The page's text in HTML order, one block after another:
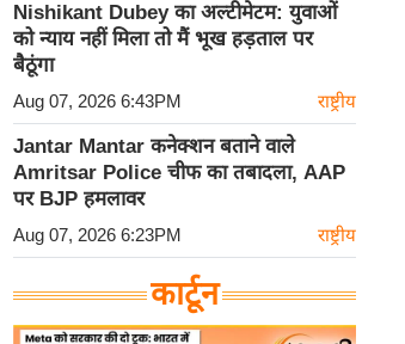
Nishikant Dubey का अल्टीमेटम: युवाओं
को न्याय नहीं मिला तो मैं भूख हड़ताल पर
बैठूंगा
Aug 07, 2026 6:43PM राष्ट्रीय
Jantar Mantar कनेक्शन बताने वाले
Amritsar Police चीफ का तबादला, AAP
पर BJP हमलावर
Aug 07, 2026 6:23PM राष्ट्रीय
कार्टून